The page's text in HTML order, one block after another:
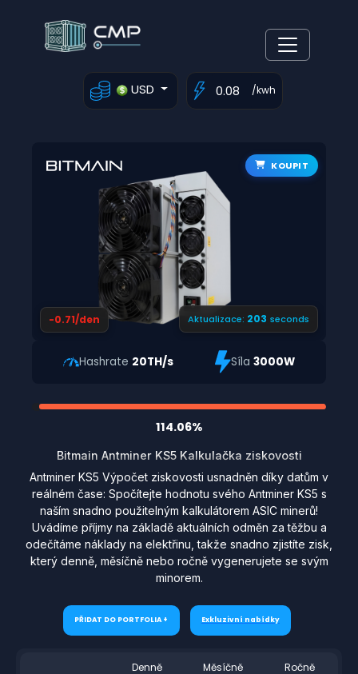
USD /kwh
KOUPIT
-0.71/den Aktualizace: 202 seconds
Hashrate 20TH/s Síla3000W
114.06%
Bitmain Antminer KS5 Kalkulačka ziskovosti
Antminer KS5 Výpočet ziskovosti usnadněn díky datům v
reálném čase: Spočítejte hodnotu svého Antminer KS5 s
naším snadno použitelným kalkulátorem ASIC minerů!
Uvádíme příjmy na základě aktuálních odměn za těžbu a
odečítáme náklady na elektřinu, takže snadno zjistíte zisk,
který denně, měsíčně nebo ročně vygenerujete se svým
minorem.
PŘIDAT DO PORTFOLIA + Exkluzivní nabídky
Denně Měsíčně Ročně